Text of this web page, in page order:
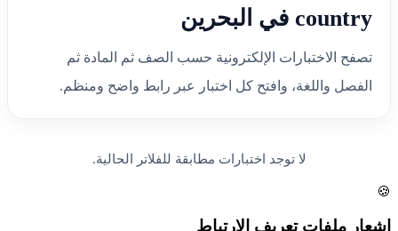
country في البحرين
تصفح الاختبارات الإلكترونية حسب الصف ثم المادة ثم
الفصل واللغة، وافتح كل اختبار عبر رابط واضح ومنظم.
لا توجد اختبارات مطابقة للفلاتر الحالية.
🍪
إشعار ملفات تعريف الارتباط